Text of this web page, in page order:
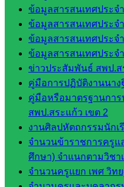
ข้อมูลสารสนเทศประจ
ข้อมูลสารสนเทศประจ
ข้อมูลสารสนเทศประจ
ข้อมูลสารสนเทศประจ
ข่าวประสัมพันธ์ สพป.ส
คู่มือการปฏิบัติงานนาง
คู่มือหรือมาตรฐานกา
สพป.สระแก้ว เขต 2
งานศิลปหัตถกรรมนักเ
จำนวนข้าราชการครู
ศึกษา) จำแนกตามวิชา
จำนวนครูแยก เพศ วิท
เว็บไซต์
หลักสูตร
ต้าน
ทุจริต
ห้อง
นิเทศ
ศน.นิพนธ์
พรมพิไล
ห้อง
นิเทศ
ศน.ชยา
ธิศ/